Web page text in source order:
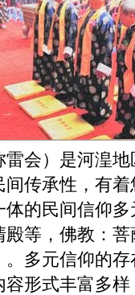
）是河湟地
传承性，有
的民间信仰
等，佛教：
多元信仰的
形式丰富多